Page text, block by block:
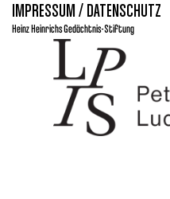
IMPRESSUM / DATENSCHUTZ
Heinz Heinrichs Gedächtnis-Stiftung